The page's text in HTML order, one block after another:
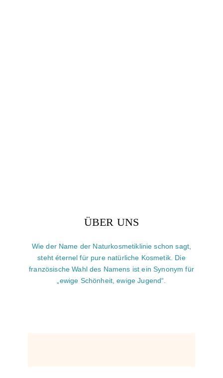
ÜBER UNS
Wie der Name der Naturkosmetiklinie schon sagt,
steht éternel für pure natürliche Kosmetik. Die
französische Wahl des Namens ist ein Synonym für
„ewige Schönheit, ewige Jugend“.